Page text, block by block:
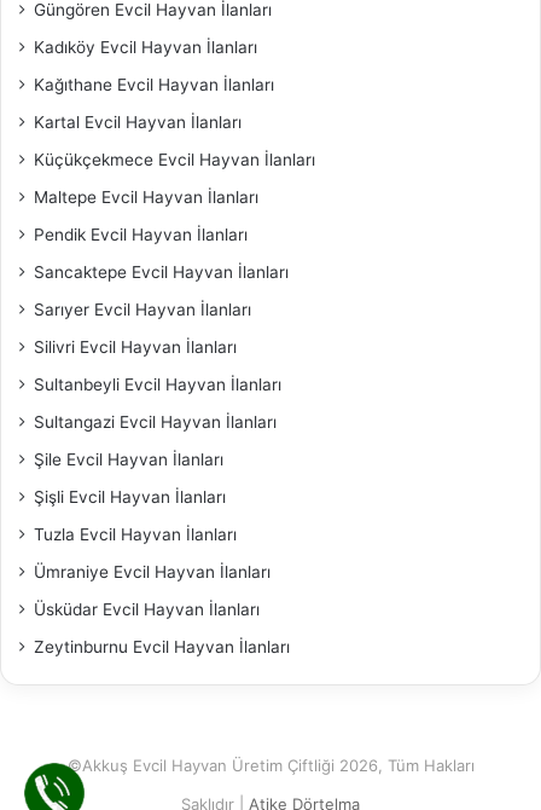
Güngören Evcil Hayvan İlanları
Kadıköy Evcil Hayvan İlanları
Kağıthane Evcil Hayvan İlanları
Kartal Evcil Hayvan İlanları
Küçükçekmece Evcil Hayvan İlanları
Maltepe Evcil Hayvan İlanları
Pendik Evcil Hayvan İlanları
Sancaktepe Evcil Hayvan İlanları
Sarıyer Evcil Hayvan İlanları
Silivri Evcil Hayvan İlanları
Sultanbeyli Evcil Hayvan İlanları
Sultangazi Evcil Hayvan İlanları
Şile Evcil Hayvan İlanları
Şişli Evcil Hayvan İlanları
Tuzla Evcil Hayvan İlanları
Ümraniye Evcil Hayvan İlanları
Üsküdar Evcil Hayvan İlanları
Zeytinburnu Evcil Hayvan İlanları
©Akkuş Evcil Hayvan Üretim Çiftliği 2026, Tüm Hakları
Saklıdır | Atike Dörtelma